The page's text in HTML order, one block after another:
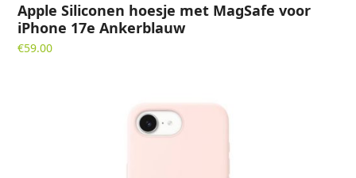
Apple Siliconen hoesje met MagSafe voor
iPhone 17e Ankerblauw
€59.00